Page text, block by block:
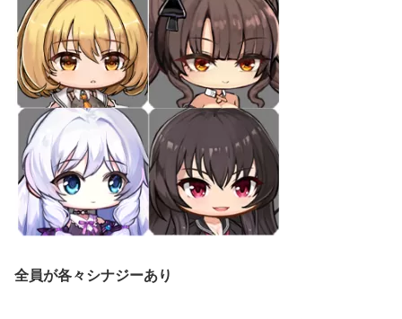
全員が各々シナジーあり